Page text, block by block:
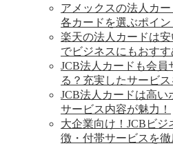
アメックスの法人カ
各カードを選ぶポイン
楽天の法人カードは
でビジネスにもおすす
JCB法人カードも会
る？充実したサービス
JCB法人カードは高い
サービス内容が魅力！
大企業向け！JCBビ
徴・付帯サービスを徹